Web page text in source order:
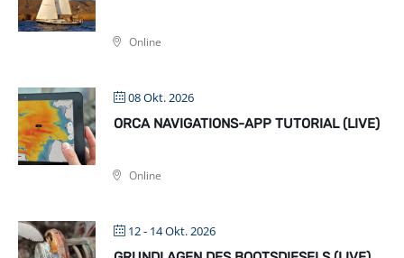
Online
08 Okt. 2026
ORCA NAVIGATIONS-APP TUTORIAL (LIVE)
Online
12 - 14 Okt. 2026